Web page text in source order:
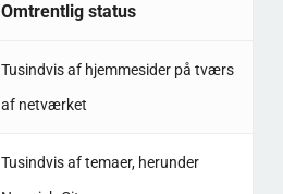
Omtrentlig status
Tusindvis af hjemmesider på tværs
af netværket
Tusindvis af temaer, herunder